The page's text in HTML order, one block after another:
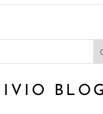
BLOG